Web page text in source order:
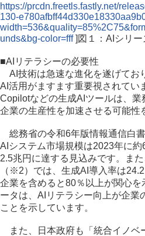
https://prcdn.freetls.fastly.net/
130-
unds&bg-color=fff]図１：AIシリー
■AIリテラシーの必要性
AI技術は急速な進化を遂げてお
AI活用がますます重要視されてい
Copilotなどの生成AIツールは、業
企業の生産性を加速させる可能性
総務省の令和6年版情報通信白
AIシステム市場規模は2023年に
2.5兆円に達する見込みです。ま
（※2）では、生成AI導入率は
企業を含めると80％以上が関心
ータは、AIリテラシー向上が企業
ことを示しています。
また、日本政府も「統合イノベ